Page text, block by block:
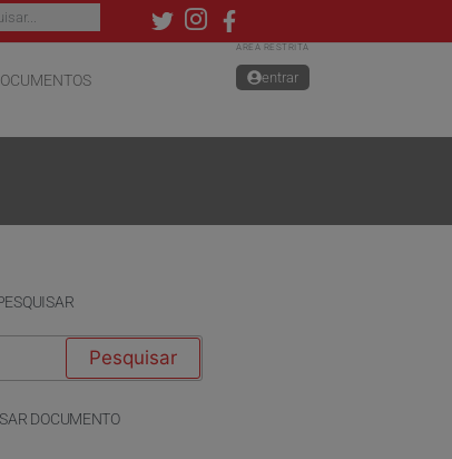
ÁREA RESTRITA
entrar
DOCUMENTO